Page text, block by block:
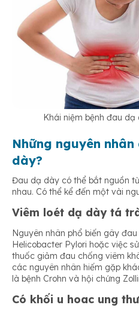
Khái niệm bệnh đau
Những nguyên
dày?
Đau dạ dày có thể bắt nguồn
nhau. Có thể kể đến một vài
Viêm loét dạ dày tá
Nguyên nhân phổ biến gây
Helicobacter Pylori hoặc việc
thuốc giảm đau chống viêm
các nguyên nhân hiếm gặp
là bệnh Crohn và hội chứng
Có khối u hoac ung